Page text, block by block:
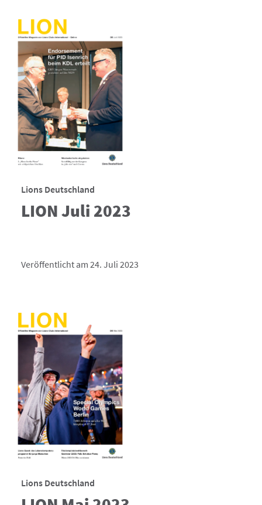
Lions Deutschland
LION Juli 2023
Veröffentlicht am 24. Juli 2023
Lions Deutschland